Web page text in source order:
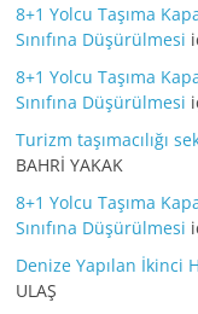
8+1 Yolcu Taşıma
Sınıfına Düşürülmesi
8+1 Yolcu Taşıma
Sınıfına Düşürülmesi
Turizm taşımacılığı
BAHRİ YAKAK
8+1 Yolcu Taşıma
Sınıfına Düşürülmesi
Denize Yapılan İkinci
ULAŞ